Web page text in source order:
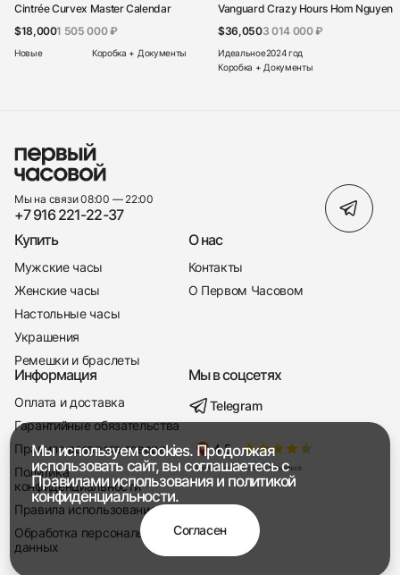
+7 916 221-22-37
Мы насвязи 08:00 — 19:00
Cintrée Curvex Master Calendar
$18,0001 505 000 ₽
Новые Коробка + Документы
Vanguard Crazy Hours Hom Nguyen
$36,0503 014 000 ₽
Идеальное2024 год
Коробка + Документы
Мы на связи 08:00 — 22:00
+7 916 221-22-37
Купить
Мужские часы
Женские часы
Настольные часы
Украшения
Ремешки и браслеты
О нас
Контакты
О Первом Часовом
Информация
Оплата и доставка
Гарантийные обязательства
Правила возврата товара
Политика
конфиденциальности
Правила использования
Обработка персональных
данных
Мы в соцсетях
Telegram
Мы используем cookies. Продолжая
использовать сайт, вы соглашаетесь с
Правилами использованияи политикой
конфиденциальности.
Согласен